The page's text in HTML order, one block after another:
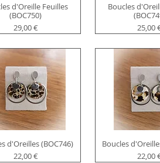
d'Oreille Feuilles
(BOC750)
Prix
29,00 €
Boucles
Prix
25,00
d'Oreilles (BOC746)
Prix
22,00 €
Boucles
Prix
22,00